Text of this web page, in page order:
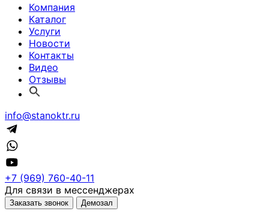
Компания
Каталог
Услуги
Новости
Контакты
Видео
Отзывы
info@stanoktr.ru
+7 (969) 760-40-11
Для связи в мессенджерах
Заказать звонок Демозал